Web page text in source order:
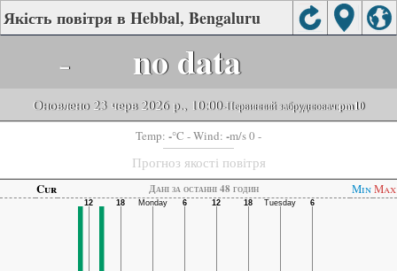
Якість повітря в Hebbal, Bengaluru
- no data
Оновлено 23 черв 2026 р., 10:00-Первинний забруднювач:pm10
Temp: -°C - Wind: -m/s 0 -
Прогноз якості повітря
Cur Дані за останні 48 годин MinMax